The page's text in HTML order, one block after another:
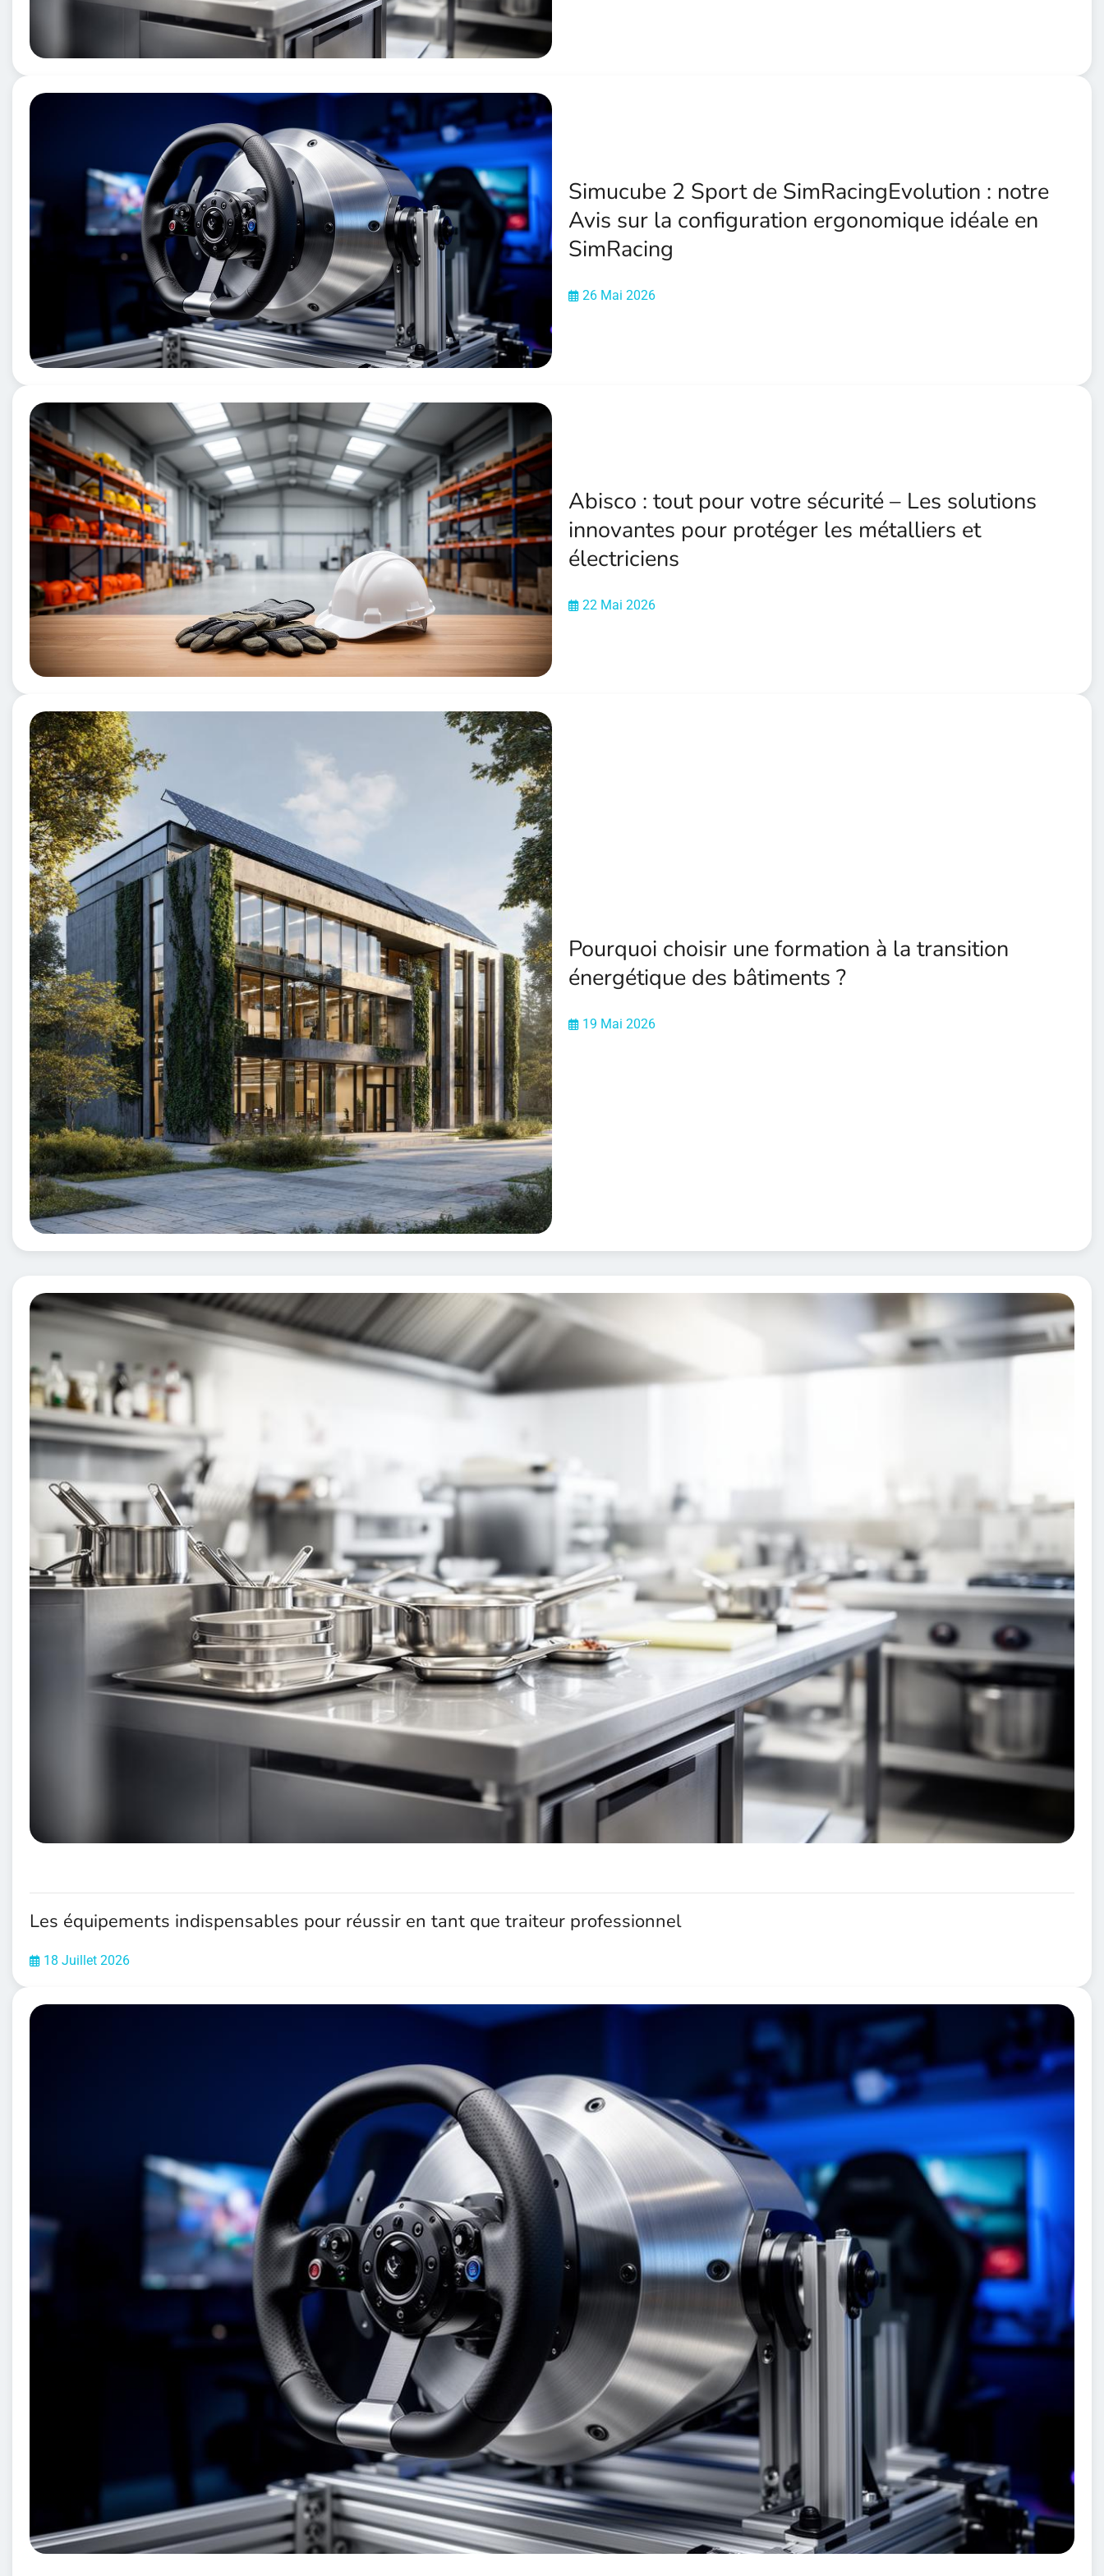
Simucube 2 Sport de SimRacingEvolution : notre
Avis sur la configuration ergonomique idéale en
SimRacing
26 Mai 2026
Abisco : tout pour votre sécurité – Les solutions
innovantes pour protéger les métalliers et
électriciens
22 Mai 2026
Pourquoi choisir une formation à la transition
énergétique des bâtiments ?
19 Mai 2026
Les équipements indispensables pour réussir en tant que traiteur professionnel
18 Juillet 2026